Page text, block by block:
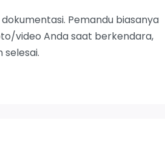
Pemandu biasanya
video Anda saat berkendara,
selesai.